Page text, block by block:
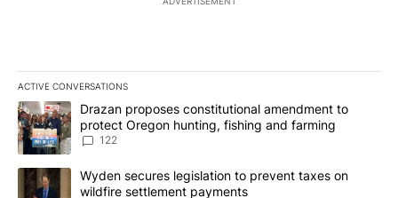
ACTIVE CONVERSATIONS
The following is a list of the most commented articles in the last
A trending article titled "Drazan proposes constitutional
Drazan proposes constitutional amendment to
protect Oregon hunting, fishing and farming
122
A trending article titled "Wyden secures legislation to prevent
Wyden secures legislation to prevent taxes on
wildfire settlement payments